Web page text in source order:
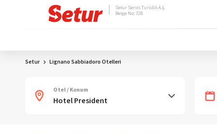
Setur Servis Turistik A.Ş.
Belge No: 728
Setur Lignano Sabbiadoro Otelleri
Otel / Konum